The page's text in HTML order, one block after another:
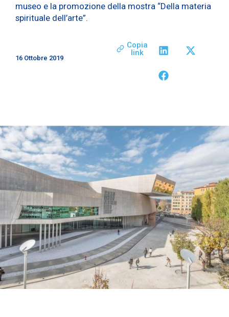
museo e la promozione della mostra “Della materia
spirituale dell’arte”.
16 Ottobre 2019
Copia
link